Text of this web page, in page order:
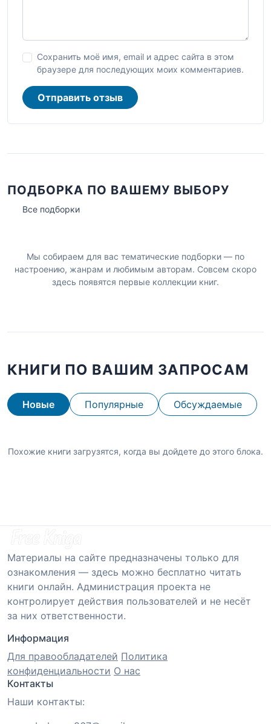
Сохранить моё имя, email и адрес сайта в этом
браузере для последующих моих комментариев.
Отправить отзыв
ПОДБОРКА ПО ВАШЕМУ ВЫБОРУ
Все подборки
Мы собираем для вас тематические подборки — по
настроению, жанрам и любимым авторам. Совсем скоро
здесь появятся первые коллекции книг.
КНИГИ ПО ВАШИМ ЗАПРОСАМ
Новые Популярные Обсуждаемые
Похожие книги загрузятся, когда вы дойдете до этого блока.
Материалы на сайте предназначены только для
ознакомления — здесь можно бесплатно читать
книги онлайн. Администрация проекта не
контролирует действия пользователей и не несёт
за них ответственности.
Информация
Для правообладателей Политика
конфиденциальности О нас
Контакты
Наши контакты: